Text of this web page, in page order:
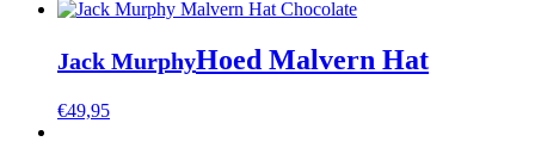
Jack MurphyHoed Malvern Hat
€49,95